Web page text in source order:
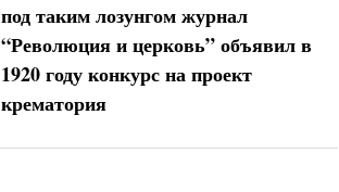
под таким лозунгом журнал
“Революция и церковь” объявил в
1920 году конкурс на проект
крематория